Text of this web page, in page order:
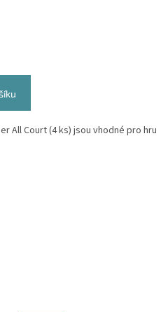
All Court (4 ks) jsou vhodné pro hru